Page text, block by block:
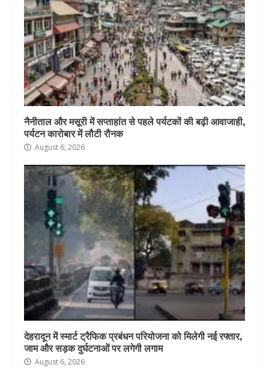
नैनीताल और मसूरी में सप्ताहांत से पहले पर्यटकों की बढ़ी आवाजाही,
पर्यटन कारोबार में लौटी रौनक
August 6, 2026
देहरादून में स्मार्ट ट्रैफिक प्रबंधन परियोजना को मिलेगी नई रफ्तार,
जाम और सड़क दुर्घटनाओं पर लगेगी लगाम
August 6, 2026